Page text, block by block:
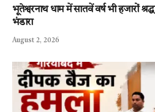
भूतेश्वरनाथ धाम में सातवें वर्ष भी हजारों
भंडारा
August 2, 2026